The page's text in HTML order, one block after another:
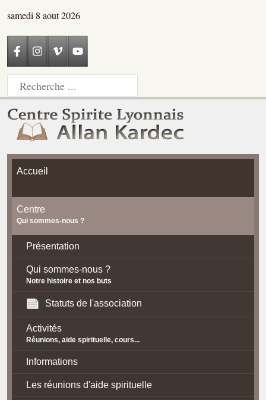
samedi 8 aout 2026
Accueil
Centre
Qui sommes-nous ?
Présentation
Qui sommes-nous ?
Notre histoire et nos buts
Statuts de l'association
Activités
Réunions, aide spirituelle, cours...
Informations
Les réunions d'aide spirituelle